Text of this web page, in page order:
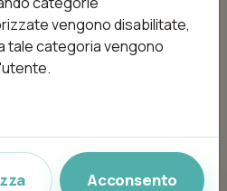
pelo corto
25min
profonda del pelo
la barba in
del viso e la
e dopobarba
vengono disabilitate,
tale categoria vengono
Acconsento